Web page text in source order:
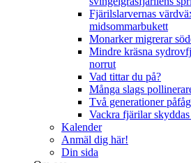
Fjärilslarvernas
midsommarbukett
Monarker migrerar
Mindre kräsna
norrut
Vad tittar du på?
Många slags
Två generationer
Vackra fjärilar
Kalender
Anmäl dig här!
Din sida